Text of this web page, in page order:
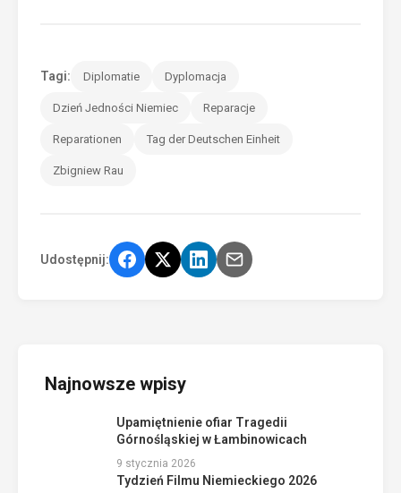
Tagi: Diplomatie Dyplomacja
Dzień Jedności Niemiec Reparacje
Reparationen Tag der Deutschen Einheit
Zbigniew Rau
Udostępnij:
Najnowsze wpisy
Upamiętnienie ofiar Tragedii
Górnośląskiej w Łambinowicach
9 stycznia 2026
Tydzień Filmu Niemieckiego 2026